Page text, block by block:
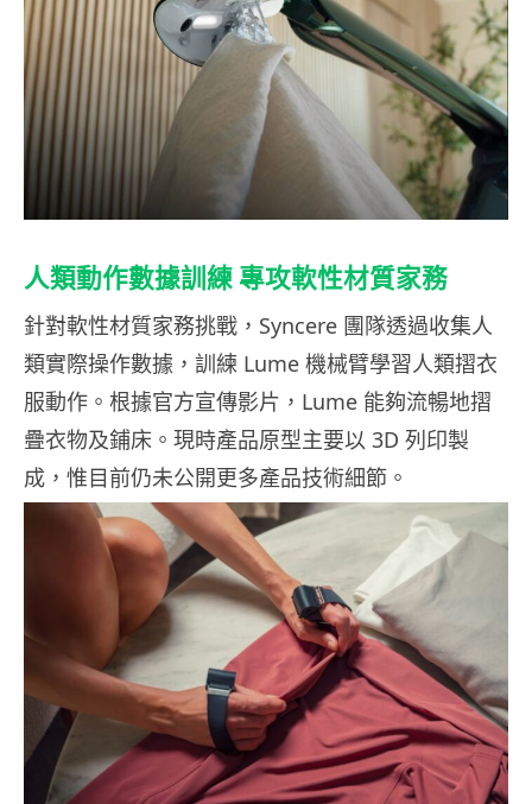
人類動作數據訓練 專攻軟性材質家務
針對軟性材質家務挑戰，Syncere 團隊透過收集人
類實際操作數據，訓練 Lume 機械臂學習人類摺衣
服動作。根據官方宣傳影片，Lume 能夠流暢地摺
疊衣物及鋪床。現時產品原型主要以 3D 列印製
成，惟目前仍未公開更多產品技術細節。